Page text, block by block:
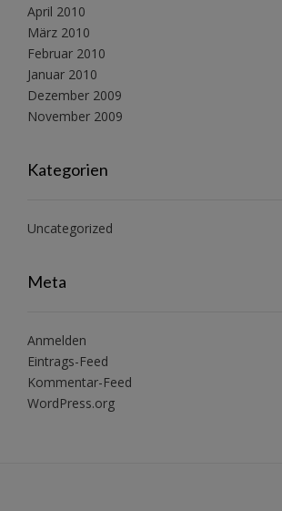
April 2010
März 2010
Februar 2010
Januar 2010
Dezember 2009
November 2009
Kategorien
Uncategorized
Meta
Anmelden
Eintrags-Feed
Kommentar-Feed
WordPress.org